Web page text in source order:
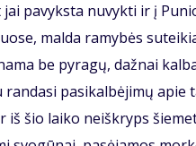
pa­vyks­ta nu­vyk­ti ir į
mal­da ra­my­bės
be py­ra­gų, daž­nai
ran­da­si pa­si­kal­bė­ji­mų apie
iš šio lai­ko ne­iš­kryps